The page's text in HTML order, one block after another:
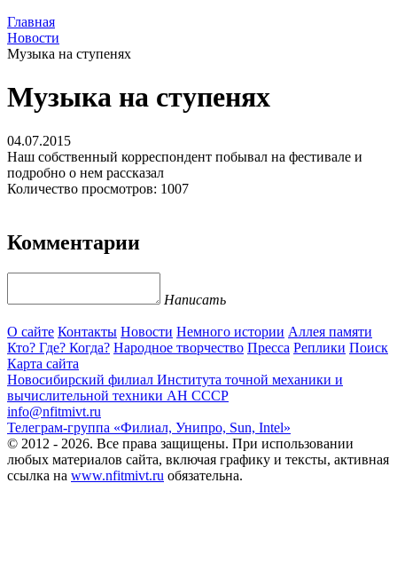
Главная
Новости
Музыка на ступенях
Музыка на ступенях
04.07.2015
Наш собственный корреспондент побывал на фестивале и
подробно о нем рассказал
Количество просмотров: 1007
Комментарии
Написать
О сайте Контакты Новости Немного истории Аллея памяти
Кто? Где? Когда? Народное творчество Пресса Реплики Поиск
Карта сайта
Новосибирский филиал Института точной механики и
вычислительной техники АН СССР
info@nfitmivt.ru
Телеграм-группа «Филиал, Унипро, Sun, Intel»
© 2012 - 2026. Все права защищены. При использовании
любых материалов сайта, включая графику и тексты, активная
ссылка на www.nfitmivt.ru обязательна.